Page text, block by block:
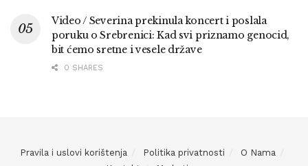
Video / Severina prekinula koncert i poslala
poruku o Srebrenici: Kad svi priznamo genocid,
bit ćemo sretne i vesele države
0 SHARES
Pravila i uslovi korištenja Politika privatnosti
O Nama